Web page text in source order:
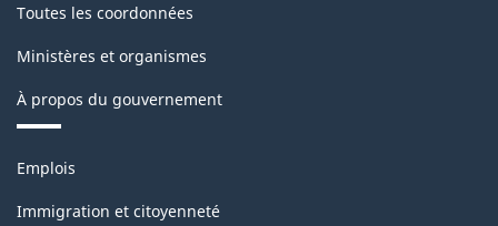
Toutes les coordonnées
Ministères et organismes
À propos du gouvernement
Thèmes
sujets
Emplois
Immigration et citoyenneté